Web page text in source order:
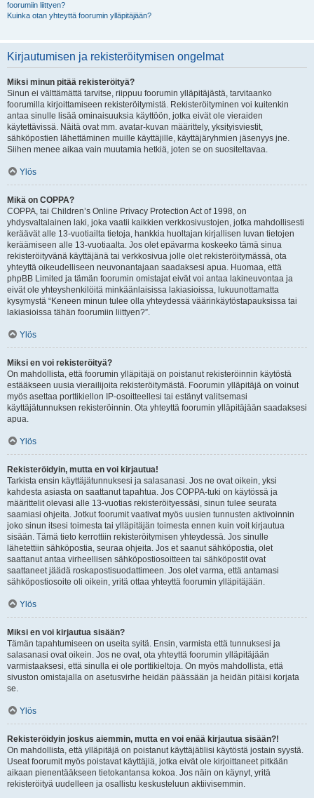
foorumiin liittyen?
Kuinka otan yhteyttä foorumin ylläpitäjään?
Kirjautumisen ja rekisteröitymisen ongelmat
Miksi minun pitää rekisteröityä?
Sinun ei välttämättä tarvitse, riippuu foorumin ylläpitäjästä, tarvitaanko
foorumilla kirjoittamiseen rekisteröitymistä. Rekisteröityminen voi kuitenkin
antaa sinulle lisää ominaisuuksia käyttöön, jotka eivät ole vieraiden
käytettävissä. Näitä ovat mm. avatar-kuvan määrittely, yksityisviestit,
sähköpostien lähettäminen muille käyttäjille, käyttäjäryhmien jäsenyys jne.
Siihen menee aikaa vain muutamia hetkiä, joten se on suositeltavaa.
Ylös
Mikä on COPPA?
COPPA, tai Children’s Online Privacy Protection Act of 1998, on
yhdysvaltalainen laki, joka vaatii kaikkien verkkosivustojen, jotka mahdollisesti
keräävät alle 13-vuotiailta tietoja, hankkia huoltajan kirjallisen luvan tietojen
keräämiseen alle 13-vuotiaalta. Jos olet epävarma koskeeko tämä sinua
rekisteröityvänä käyttäjänä tai verkkosivua jolle olet rekisteröitymässä, ota
yhteyttä oikeudelliseen neuvonantajaan saadaksesi apua. Huomaa, että
phpBB Limited ja tämän foorumin omistajat eivät voi antaa lakineuvontaa ja
eivät ole yhteyshenkilöitä minkäänlaisissa lakiasioissa, lukuunottamatta
kysymystä “Keneen minun tulee olla yhteydessä väärinkäytöstapauksissa tai
lakiasioissa tähän foorumiin liittyen?”.
Ylös
Miksi en voi rekisteröityä?
On mahdollista, että foorumin ylläpitäjä on poistanut rekisteröinnin käytöstä
estääkseen uusia vierailijoita rekisteröitymästä. Foorumin ylläpitäjä on voinut
myös asettaa porttikiellon IP-osoitteellesi tai estänyt valitsemasi
käyttäjätunnuksen rekisteröinnin. Ota yhteyttä foorumin ylläpitäjään saadaksesi
apua.
Ylös
Rekisteröidyin, mutta en voi kirjautua!
Tarkista ensin käyttäjätunnuksesi ja salasanasi. Jos ne ovat oikein, yksi
kahdesta asiasta on saattanut tapahtua. Jos COPPA-tuki on käytössä ja
määrittelit olevasi alle 13-vuotias rekisteröityessäsi, sinun tulee seurata
saamiasi ohjeita. Jotkut foorumit vaativat myös uusien tunnusten aktivoinnin
joko sinun itsesi toimesta tai ylläpitäjän toimesta ennen kuin voit kirjautua
sisään. Tämä tieto kerrottiin rekisteröitymisen yhteydessä. Jos sinulle
lähetettiin sähköpostia, seuraa ohjeita. Jos et saanut sähköpostia, olet
saattanut antaa virheellisen sähköpostiosoitteen tai sähköpostit ovat
saattaneet jäädä roskapostisuodattimeen. Jos olet varma, että antamasi
sähköpostiosoite oli oikein, yritä ottaa yhteyttä foorumin ylläpitäjään.
Ylös
Miksi en voi kirjautua sisään?
Tämän tapahtumiseen on useita syitä. Ensin, varmista että tunnuksesi ja
salasanasi ovat oikein. Jos ne ovat, ota yhteyttä foorumin ylläpitäjään
varmistaaksesi, että sinulla ei ole porttikieltoja. On myös mahdollista, että
sivuston omistajalla on asetusvirhe heidän päässään ja heidän pitäisi korjata
se.
Ylös
Rekisteröidyin joskus aiemmin, mutta en voi enää kirjautua sisään?!
On mahdollista, että ylläpitäjä on poistanut käyttäjätilisi käytöstä jostain syystä.
Useat foorumit myös poistavat käyttäjiä, jotka eivät ole kirjoittaneet pitkään
aikaan pienentääkseen tietokantansa kokoa. Jos näin on käynyt, yritä
rekisteröityä uudelleen ja osallistu keskusteluun aktiivisemmin.